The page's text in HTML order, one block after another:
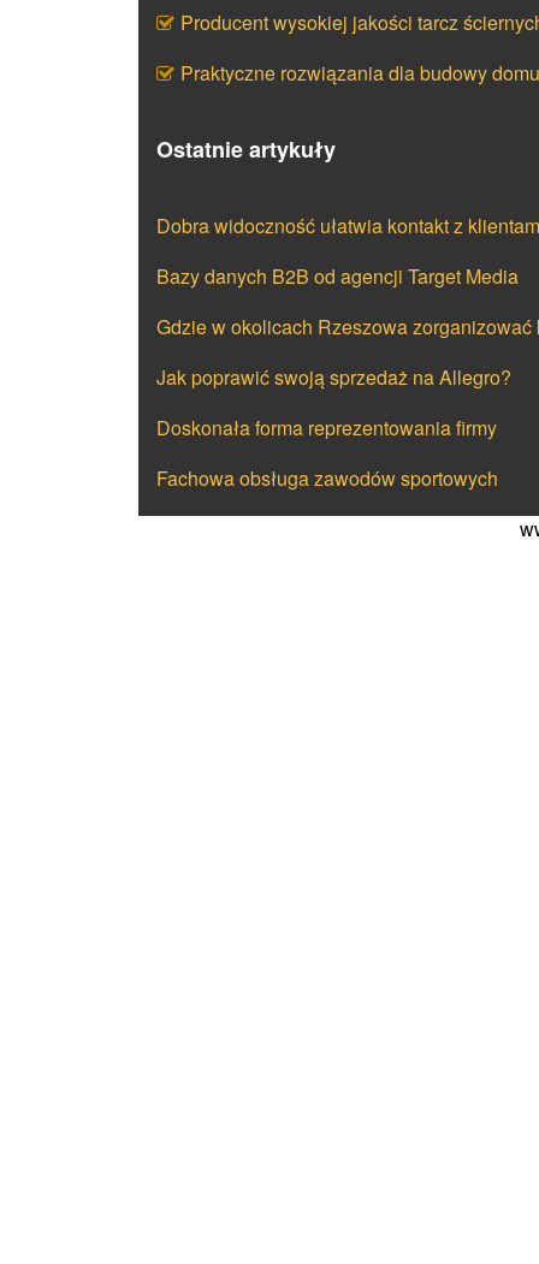
Producent wysokiej jakości tarcz
Praktyczne rozwiązania dla budowy domu
Ostatnie artykuły
Dobra widoczność ułatwia kontakt z
Bazy danych B2B od agencji Target Media
Gdzie w okolicach Rzeszowa zorganizować
Jak poprawić swoją sprzedaż na Allegro?
Doskonała forma reprezentowania firmy
Fachowa obsługa zawodów sportowych